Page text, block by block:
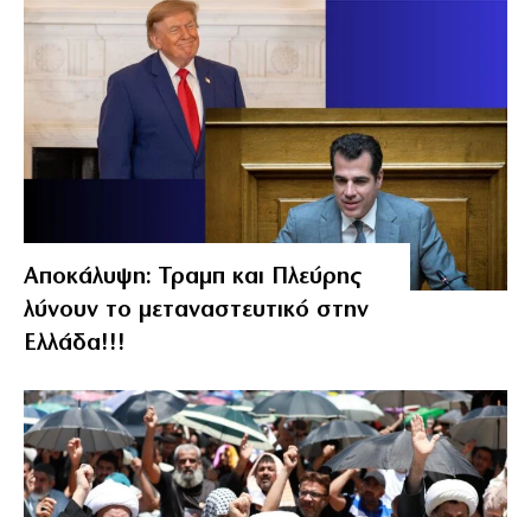
Αποκάλυψη: Τραμπ και Πλεύρης
λύνουν το μεταναστευτικό στην
Ελλάδα!!!